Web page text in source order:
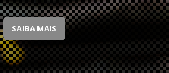
SAIBA MAIS